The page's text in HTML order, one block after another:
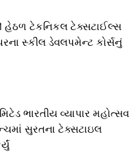
હેઠળ ટેકનિકલ ટેક્સટાઈલ્સ
સ્કીલ ડેવલપમેન્ટ કોર્સનું
ભારતીય વ્યાપાર મહોત્સવ
સુરતના ટેક્સટાઇલ